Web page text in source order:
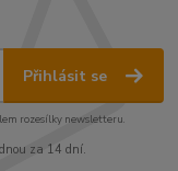
Přihlásit se
rozesílky newsletteru.
za 14 dní.